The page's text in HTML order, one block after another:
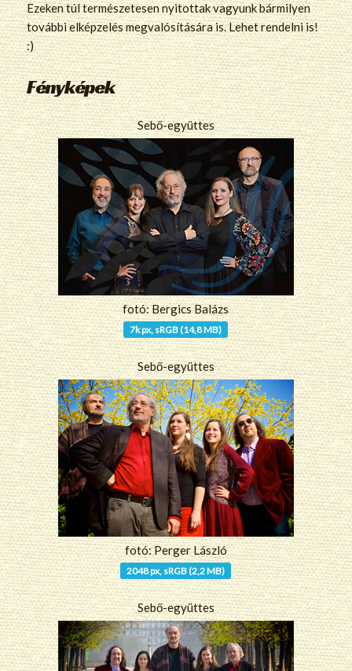
Ezeken túl természetesen nyitottak vagyunk bármilyen
további elképzelés megvalósítására is. Lehet rendelni is!
:)
Fényképek
Sebő-együttes
fotó: Bergics Balázs
7k px, sRGB (14,8 MB)
Sebő-együttes
fotó: Perger László
2048 px, sRGB (2,2 MB)
Sebő-együttes